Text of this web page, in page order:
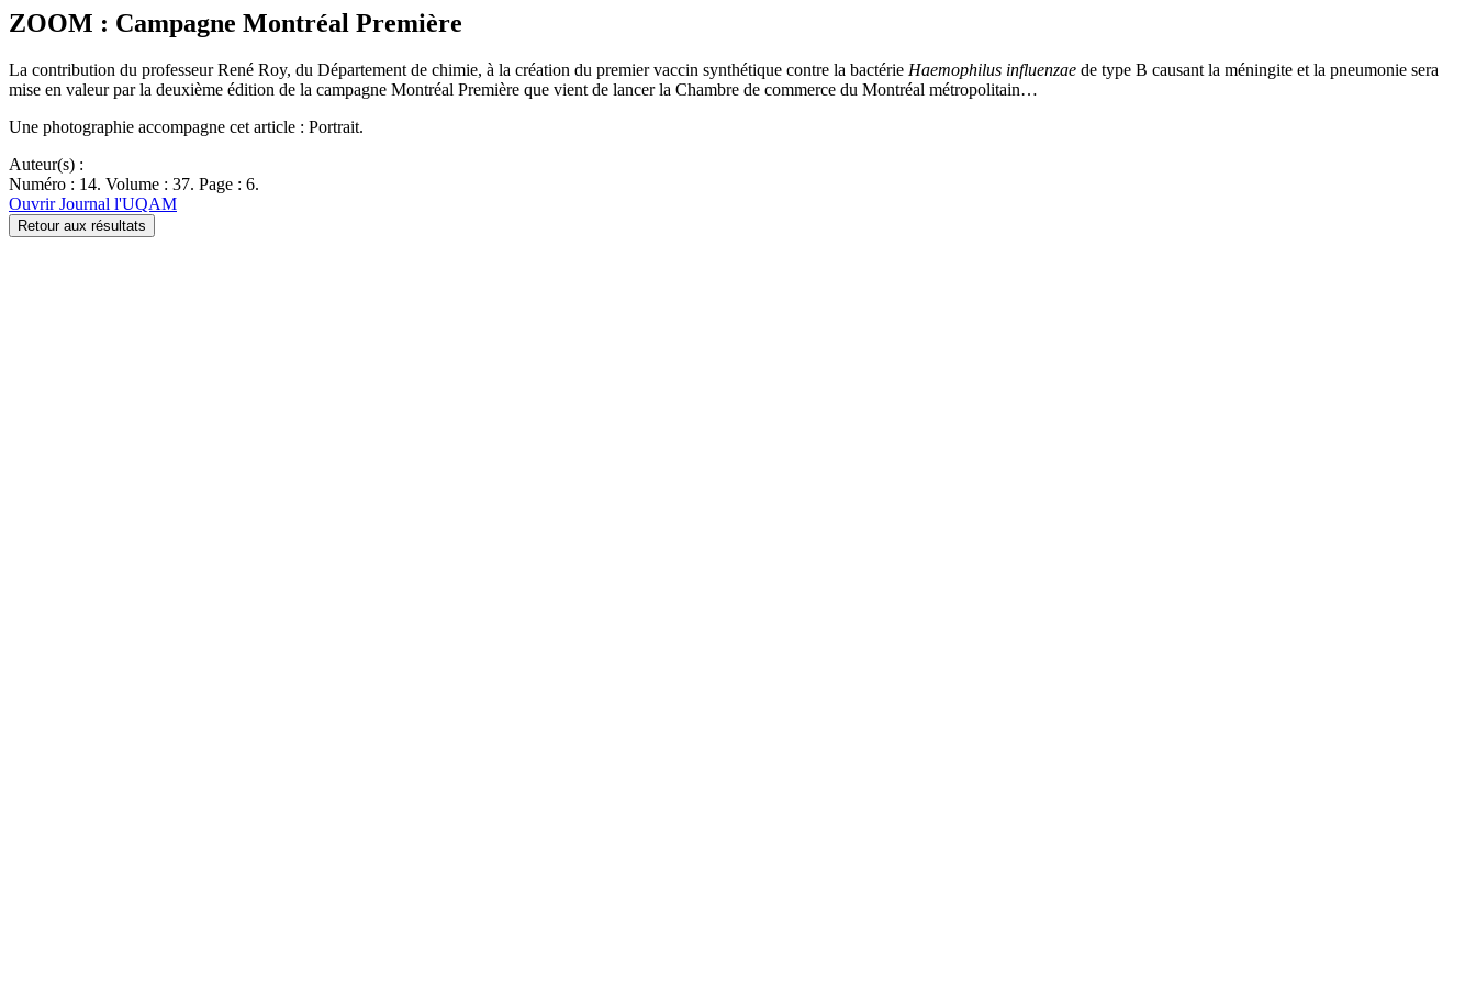
ZOOM : Campagne Montréal Première
La contribution du professeur René Roy, du Département de chimie, à la création du premier vaccin synthétique contre la bactérie Haemophilus influenzae de type B causant la méningite et la pneumonie sera
mise en valeur par la deuxième édition de la campagne Montréal Première que vient de lancer la Chambre de commerce du Montréal métropolitain…
Une photographie accompagne cet article : Portrait.
Auteur(s) :
Numéro : 14. Volume : 37. Page : 6.
Ouvrir Journal l'UQAM
Retour aux résultats